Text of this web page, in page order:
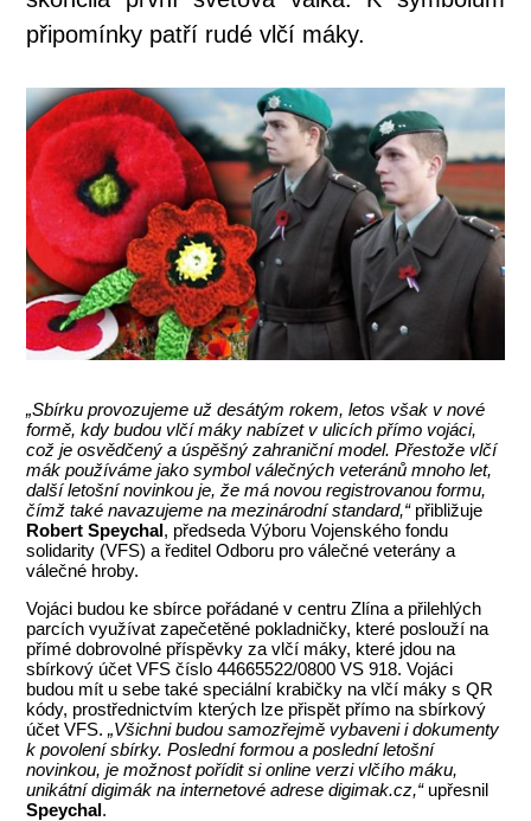
připomínky patří rudé vlčí máky.
„Sbírku provozujeme už desátým rokem, letos však v nové
formě, kdy budou vlčí máky nabízet v ulicích přímo vojáci,
což je osvědčený a úspěšný zahraniční model. Přestože vlčí
mák používáme jako symbol válečných veteránů mnoho let,
další letošní novinkou je, že má novou registrovanou formu,
čímž také navazujeme na mezinárodní standard,“ přibližuje
Robert Speychal, předseda Výboru Vojenského fondu
solidarity (VFS) a ředitel Odboru pro válečné veterány a
válečné hroby.
Vojáci budou ke sbírce pořádané v centru Zlína a přilehlých
parcích využívat zapečetěné pokladničky, které poslouží na
přímé dobrovolné příspěvky za vlčí máky, které jdou na
sbírkový účet VFS číslo 44665522/0800 VS 918. Vojáci
budou mít u sebe také speciální krabičky na vlčí máky s QR
kódy, prostřednictvím kterých lze přispět přímo na sbírkový
účet VFS.„Všichni budou samozřejmě vybaveni i dokumenty
k povolení sbírky. Poslední formou a poslední letošní
novinkou, je možnost pořídit si online verzi vlčího máku,
unikátní digimák na internetové adrese digimak.cz,“upřesnil
Speychal.